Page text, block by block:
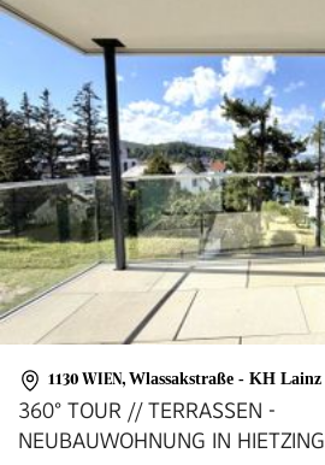
1130 WIEN, Wlassakstraße - KH Lainz
360° TOUR // TERRASSEN -
NEUBAUWOHNUNG IN HIETZING